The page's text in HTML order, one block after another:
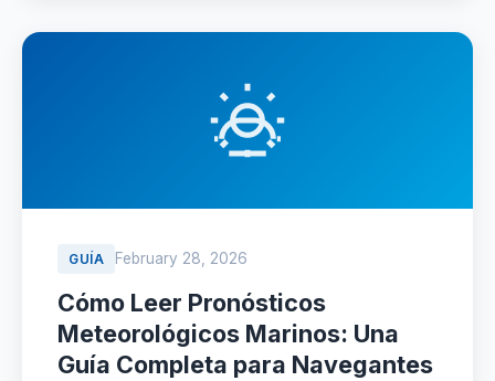
GUÍA February 28, 2026
Cómo Leer Pronósticos
Meteorológicos Marinos: Una
Guía Completa para Navegantes